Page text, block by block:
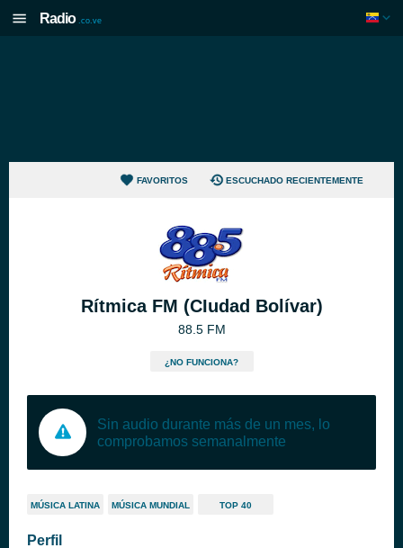
Radio .co.ve
FAVORITOS ESCUCHADO RECIENTEMENTE
Rítmica FM (CIudad Bolívar)
88.5 FM
¿NO FUNCIONA?
Sin audio durante más de un mes, lo
comprobamos semanalmente
MÚSICA LATINA MÚSICA MUNDIAL TOP 40
Perfil